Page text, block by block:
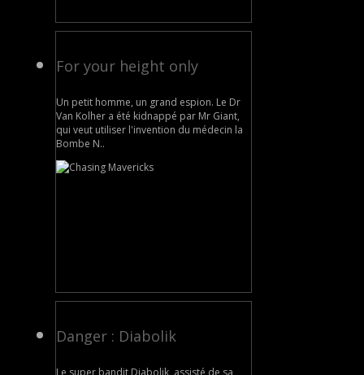
For your height only
Un petit homme, un grand espion. Le Dr
Van Kolher a été kidnappé par Mr Giant,
qui veut utiliser l'invention du médecin la
Bombe N..
Danger : Diabolik
Le super bandit Diabolik, assisté de sa